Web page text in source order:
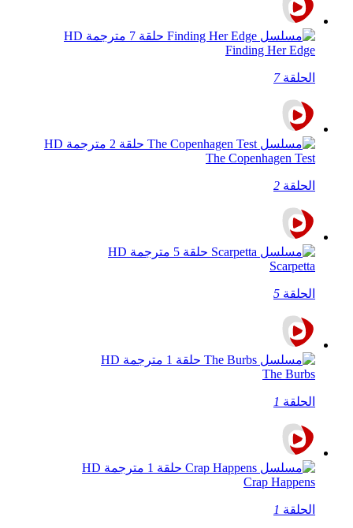
Finding Her Edge
الحلقة7
The Copenhagen Test
الحلقة 2
Scarpetta
الحلقة 5
The Burbs
الحلقة 1
Crap Happens
الحلقة 1